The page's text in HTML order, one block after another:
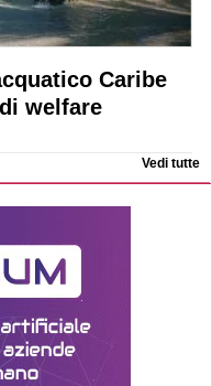
Caribe
welfare
Vedi tutte